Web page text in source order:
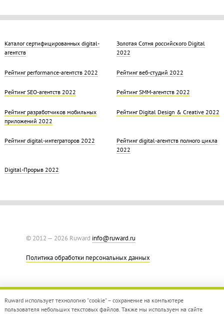
Каталог сертифицированных digital-
агентств
Золотая Cотня российского Digital
2022
Рейтинг performance-агентств 2022 Рейтинг веб-студий 2022
Рейтинг SEO-агентств 2022 Рейтинг SMM-агентств 2022
Рейтинг разработчиков мобильных
приложений 2022
Рейтинг Digital Design & Creative 2022
Рейтинг digital-интеграторов 2022
Рейтинг digital-агентств полного цикла
2022
Digital-Прорыв 2022
© 2012 — 2026 Ruward info@ruward.ru
Политика обработки персональных данных
Ruward использует технологию "cookie" – сохранение на компьютере
пользователя небольших текстовых файлов. Также мы используем на сайте